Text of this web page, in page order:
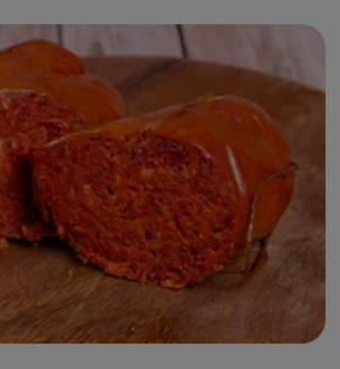
Panoramalage gelegen,
Precacore
wenigen
Gassen und zwei Kirchen:
Battistaund
die von San
Inneren Fresken aus dem
Suggestiv ist auch das Dorf
den Fluss Amendolea: Nach
es verlassen und ist völlig
in der Natur, das nur zu
kann und alte Erinnerungen
Seele bewahrt.